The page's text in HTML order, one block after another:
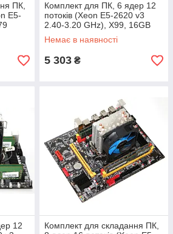
ПК,
E5-
Комплект для ПК, 6 ядер 12
потоків (Xeon E5-2620 v3
2.40-3.20 GHz), X99, 16GB
DDR4, +кулер вежа
Немає в наявності
5 303 ₴
12
Комплект для складання ПК,